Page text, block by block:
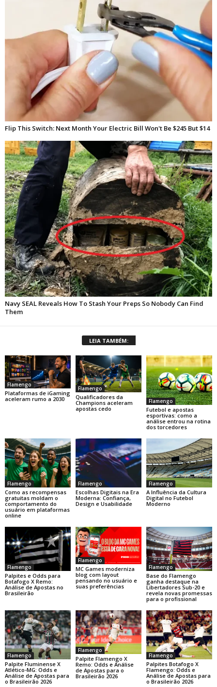
LEIA TAMBÉM:
Flamengo
Plataformas de iGaming
aceleram rumo a 2030
Flamengo
Qualificadores da
Champions aceleram
apostas cedo
Flamengo
Futebol e apostas
esportivas: como a
análise entrou na rotina
dos torcedores
Flamengo
Como as recompensas
gratuitas moldam o
comportamento do
usuário em plataformas
online
Flamengo
Escolhas Digitais na Era
Moderna: Confiança,
Design e Usabilidade
Flamengo
A Influência da Cultura
Digital no Futebol
Moderno
Flamengo
Palpites e Odds para
Botafogo X Remo:
Análise de Apostas no
Brasileirão
Flamengo
MC Games moderniza
blog com layout
pensando no usuário e
suas preferências
Flamengo
Base do Flamengo
ganha destaque na
Libertadores Sub-20 e
revela novas promessas
para o profissional
Flamengo
Palpite Fluminense X
Atlético-MG: Odds e
Análise de Apostas para
o Brasileirão 2026
Flamengo
Palpite Flamengo X
Remo: Odds e Análise
de Apostas para o
Brasileirão 2026
Flamengo
Palpites Botafogo X
Flamengo: Odds e
Análise de Apostas para
o Brasileirão 2026